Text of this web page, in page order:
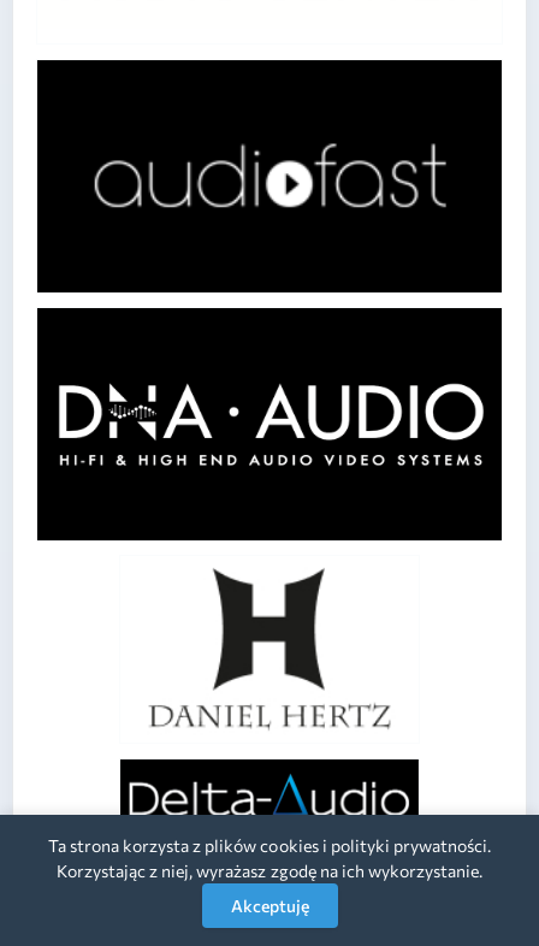
Ta strona korzysta z plików cookies i polityki prywatności.
Korzystając z niej, wyrażasz zgodę na ich wykorzystanie.
Akceptuję